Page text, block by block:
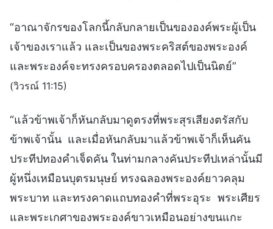
“อาณาจักรของโลกนี้กลับกลายเป็นขององค์พระผู้เป็น
เจ้าของเราแล้ว และเป็นของพระคริสต์ของพระองค์
และพระองค์จะทรงครอบครองตลอดไปเป็นนิตย์”
(วิวรณ์ 11:15)
“แล้วข้าพเจ้าก็หันกลับมาดูตรงที่พระสุรเสียงตรัสกับ
ข้าพเจ้านั้น และเมื่อหันกลับมาแล้วข้าพเจ้าก็เห็นคัน
ประทีปทองคำเจ็ดคัน ในท่ามกลางคันประทีปเหล่านั้นมี
ผู้หนึ่งเหมือนบุตรมนุษย์ ทรงฉลองพระองค์ยาวคลุม
พระบาท และทรงคาดแถบทองคำที่พระอุระ พระเศียร
และพระเกศาของพระองค์ขาวเหมือนอย่างขนแกะ